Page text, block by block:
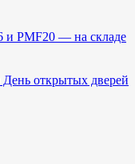
и PMF20 — на складе
День открытых дверей